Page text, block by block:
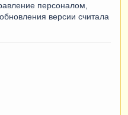
персоналом,
версии считала